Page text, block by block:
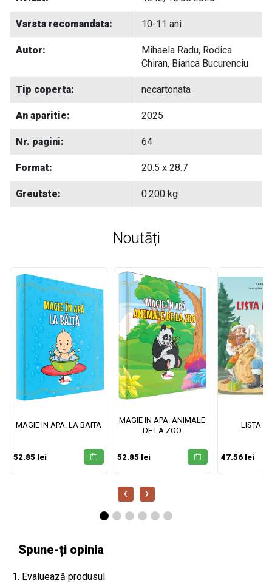
Varsta recomandata: 10-11 ani
Autor:
Mihaela Radu, Rodica
Chiran, Bianca Bucurenciu
Tip coperta: necartonata
An aparitie: 2025
Nr. pagini: 64
Format: 20.5 x 28.7
Greutate: 0.200 kg
Noutāți
MAGIE IN APA. LA BAITA
52.85 lei
MAGIE IN APA. ANIMALE
DE LA ZOO
52.85 lei
LISTA
47.56 lei
‹ ›
Spune-ți opinia
1. Evaluează produsul